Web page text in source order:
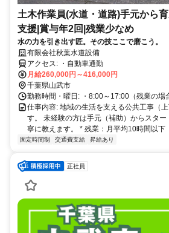
土木作業員(水道・道路)手元から
支援|賞与年2回|残業少なめ
水の力を引き出す匠。その技ここで磨こう。
有限会社秋葉水道設備
アクセス: ・自動車通勤
月給260,000円～416,000円
千葉県山武市
勤務時間・曜日: ・8:00～17:00（残業の場
仕事内容: 地域の生活を支える公共工事（
す。 未経験の方は手元（補助）からスタ
寧に教えます。 * 残業：月平均10時間以下
固定時間制 交通費支給 昇給あり
正社員